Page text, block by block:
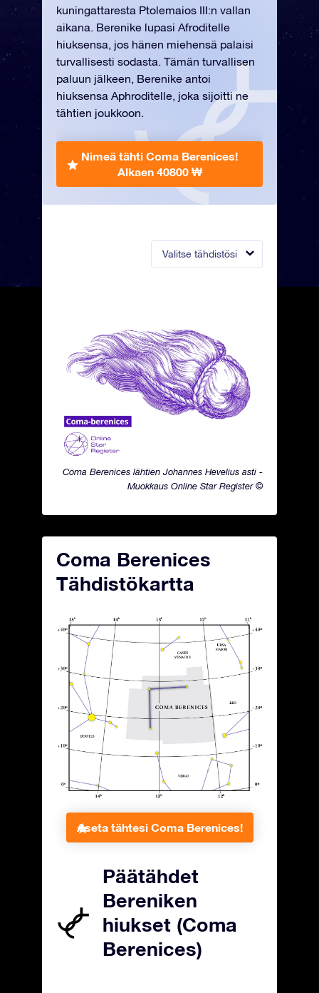
Valitse tähdistösi
Coma Berenices lähtien Johannes Hevelius asti -
Muokkaus Online Star Register ©
kuningattaresta Ptolemaios III:n vallan
aikana. Berenike lupasi Afroditelle
hiuksensa, jos hänen miehensä palaisi
turvallisesti sodasta. Tämän turvallisen
paluun jälkeen, Berenike antoi
hiuksensa Aphroditelle, joka sijoitti ne
tähtien joukkoon.
Nimeä tähti Coma Berenices!
Alkaen 40800 ₩
Coma Berenices
Tähdistökartta
Aseta tähtesi Coma Berenices!
Päätähdet
Bereniken
hiukset (Coma
Berenices)